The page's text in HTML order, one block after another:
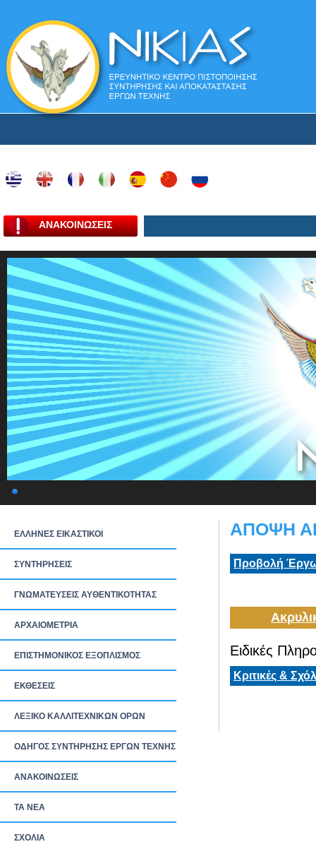
ΑΝΑΚΟΙΝΩΣΕΙΣ
ΕΛΛΗΝΕΣ ΕΙΚΑΣΤΙΚΟΙ
ΣΥΝΤΗΡΗΣΕΙΣ
ΓΝΩΜΑΤΕΥΣΕΙΣ ΑΥΘΕΝΤΙΚΟΤΗΤΑΣ
ΑΡΧΑΙΟΜΕΤΡΙΑ
ΕΠΙΣΤΗΜΟΝΙΚΟΣ ΕΞΟΠΛΙΣΜΟΣ
ΕΚΘΕΣΕΙΣ
ΛΕΞΙΚΟ ΚΑΛΛΙΤΕΧΝΙΚΩΝ ΟΡΩΝ
ΟΔΗΓΟΣ ΣΥΝΤΗΡΗΣΗΣ ΕΡΓΩΝ ΤΕΧΝΗΣ
ΑΝΑΚΟΙΝΩΣΕΙΣ
ΤΑ ΝEΑ
ΣΧΟΛΙΑ
ΑΠΟΨΗ
Προβολή
Ειδικές
Κριτικές &